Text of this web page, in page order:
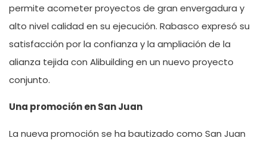
permite acometer proyectos de gran envergadura y
alto nivel calidad en su ejecución. Rabasco expresó su
satisfacción por la confianza y la ampliación de la
alianza tejida con Alibuilding en un nuevo proyecto
conjunto.
Una promoción en San Juan
La nueva promoción se ha bautizado como San Juan